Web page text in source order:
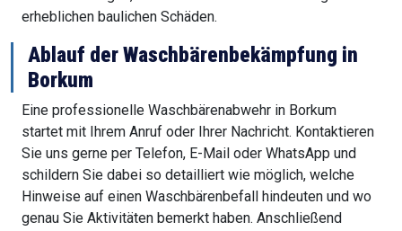
erheblichen baulichen Schäden.
Ablauf der Waschbärenbekämpfung in
Borkum
Eine professionelle Waschbärenabwehr in Borkum
startet mit Ihrem Anruf oder Ihrer Nachricht. Kontaktieren
Sie uns gerne per Telefon, E-Mail oder WhatsApp und
schildern Sie dabei so detailliert wie möglich, welche
Hinweise auf einen Waschbärenbefall hindeuten und wo
genau Sie Aktivitäten bemerkt haben. Anschließend